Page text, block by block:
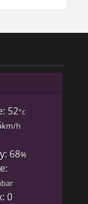
52°c
km/h
68%
0